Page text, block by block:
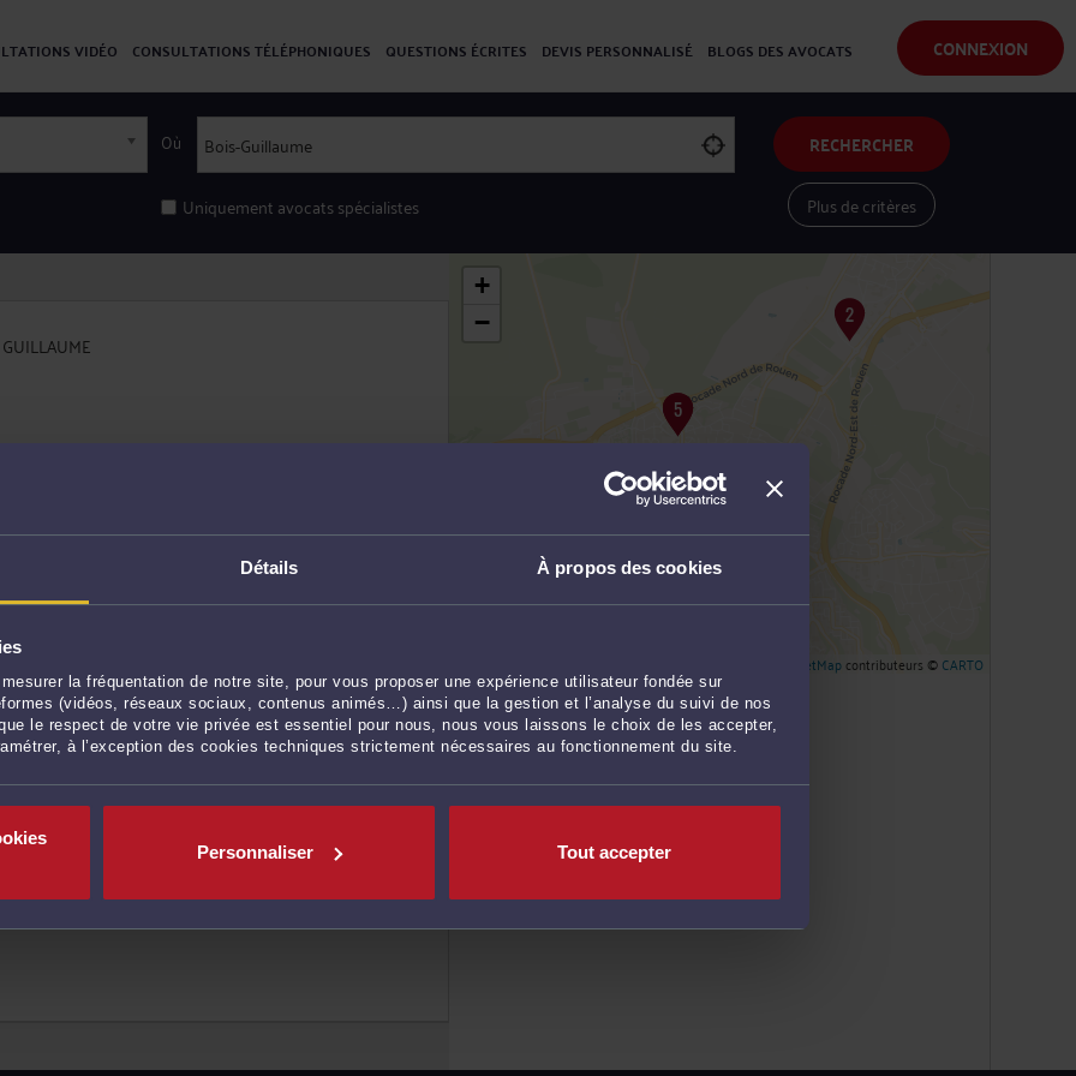
Détails À propos des cookies
la fréquentation de notre site, pour vous proposer une expérience utilisateur fondée sur
(vidéos, réseaux sociaux, contenus animés…) ainsi que la gestion et l’analyse du suivi de nos
le respect de votre vie privée est essentiel pour nous, nous vous laissons le choix de les accepter,
à l’exception des cookies techniques strictement nécessaires au fonctionnement du site.
Personnaliser Tout accepter
CONNEXION
VIDÉO CONSULTATIONS TÉLÉPHONIQUES QUESTIONS ÉCRITES DEVIS PERSONNALISÉ BLOGS DES AVOCATS
Où
Uniquement avocats spécialistes
RECHERCHER
Plus de critères
sociale
+
−
OpenStreetMapcontributeurs ©CARTO